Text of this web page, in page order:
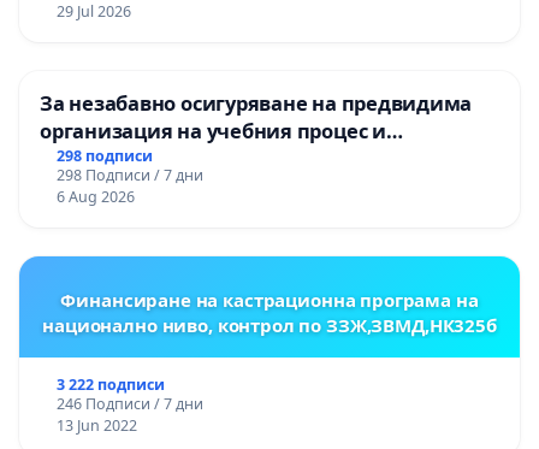
ОСВОБОДИТЕЛИТЕ“ (БУНАРДЖИК)
29 Jul 2026
За незабавно осигуряване на предвидима
организация на учебния процес и
гарантиране на правото на равнопоставено
и качествено образование на учениците от
ОУ „Княз Александър I“ и Хуманитарна
298 подписи
298 Подписи / 7 дни
6 Aug 2026
Финансиране на кастрационна програма на
национално ниво, контрол по ЗЗЖ,ЗВМД,НК325б
3 222 подписи
246 Подписи / 7 дни
13 Jun 2022